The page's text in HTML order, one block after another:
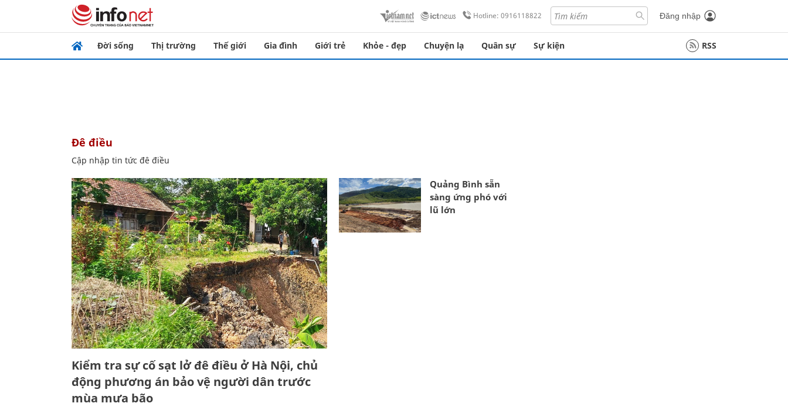
Hotline: 0916118822 Đăng nhập
Đời sống Thị trường Thế giới Gia đình Giới trẻ Khỏe - đẹp Chuyện lạ Quân sự Sự kiện RSS
đê điều
Cập nhập tin tức đê điều
Kiểm tra sự cố sạt lở đê điều ở Hà Nội, chủ
động phương án bảo vệ người dân trước
mùa mưa bão
Quảng Bình sẵn
sàng ứng phó với
lũ lớn